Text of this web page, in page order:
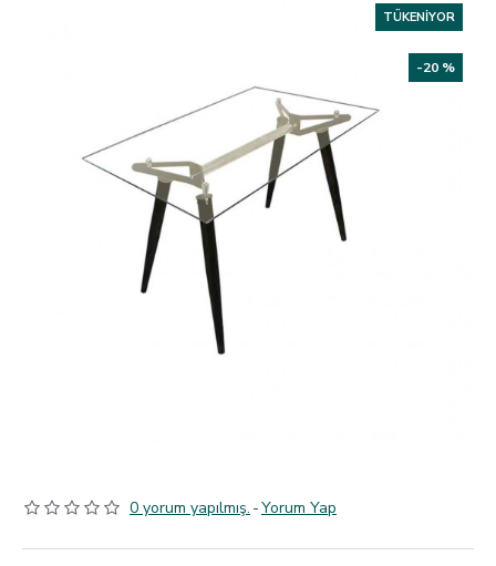
TÜKENIYOR
-20 %
0 yorum yapılmış. -Yorum Yap